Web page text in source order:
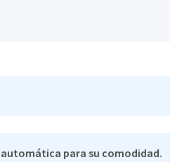
para su comodidad.